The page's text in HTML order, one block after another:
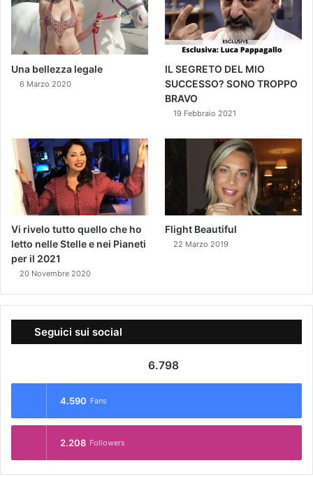
Una bellezza legale
6 Marzo 2020
IL SEGRETO DEL MIO
SUCCESSO? SONO TROPPO
BRAVO
19 Febbraio 2021
Vi rivelo tutto quello che ho
letto nelle Stelle e nei Pianeti
per il 2021
20 Novembre 2020
Flight Beautiful
22 Marzo 2019
Seguici sui social
6.798
4.590 Fans
2.208 Followers